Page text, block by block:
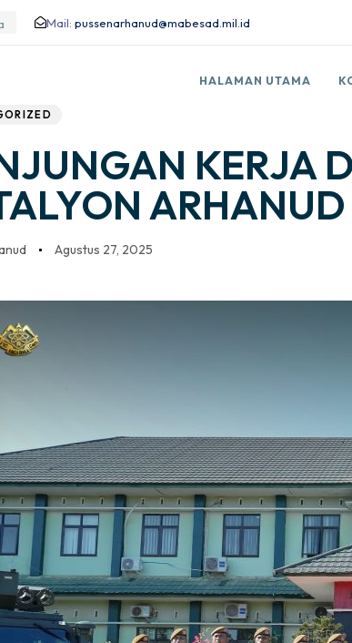
Mail: pussenarhanud@mabesad.mil.id
HALAMAN UTAMA
KERJA
Agustus 27, 2025